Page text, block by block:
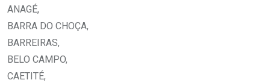
ANAGÉ,
BARRA DO CHOÇA,
BARREIRAS,
BELO CAMPO,
CAETITÉ,